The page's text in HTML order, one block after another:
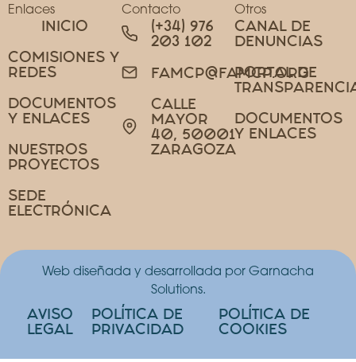
Enlaces
INICIO
COMISIONES Y
REDES
DOCUMENTOS
Y ENLACES
NUESTROS
PROYECTOS
SEDE
ELECTRÓNICA
Contacto
(+34) 976
203 102
FAMCP@FAMCP.ORG
CALLE
MAYOR
40, 50001
ZARAGOZA
Otros
CANAL DE
DENUNCIAS
PORTAL DE
DOCUMENTOS
Y ENLACES
Web diseñada y desarrollada por Garnacha
Solutions.
AVISO
LEGAL
POLÍTICA DE
PRIVACIDAD
POLÍTICA DE
COOKIES